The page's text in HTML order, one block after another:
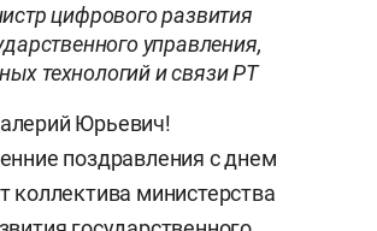
цифрового развития
управления,
технологий и связи РТ
Юрьевич!
поздравления с днем
коллектива министерства